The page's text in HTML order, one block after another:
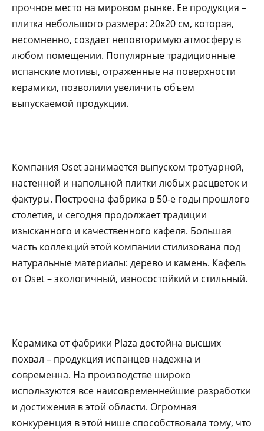
прочное место на мировом рынке. Ее продукция –
плитка небольшого размера: 20х20 см, которая,
несомненно, создает неповторимую атмосферу в
любом помещении. Популярные традиционные
испанские мотивы, отраженные на поверхности
керамики, позволили увеличить объем
выпускаемой продукции.
Компания Oset занимается выпуском тротуарной,
настенной и напольной плитки любых расцветок и
фактуры. Построена фабрика в 50-е годы прошлого
столетия, и сегодня продолжает традиции
изысканного и качественного кафеля. Большая
часть коллекций этой компании стилизована под
натуральные материалы: дерево и камень. Кафель
от Oset – экологичный, износостойкий и стильный.
Керамика от фабрики Plaza достойна высших
похвал – продукция испанцев надежна и
современна. На производстве широко
используются все наисовременнейшие разработки
и достижения в этой области. Огромная
конкуренция в этой нише способствовала тому, что